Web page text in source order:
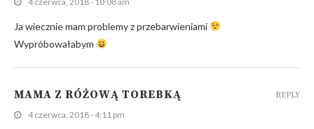
Ja wiecznie mam problemy z przebarwieniami
Wypróbowałabym
MAMA Z RÓŻOWĄ TOREBKĄ
4 czerwca, 2018 - 4:11 pm
REPLY